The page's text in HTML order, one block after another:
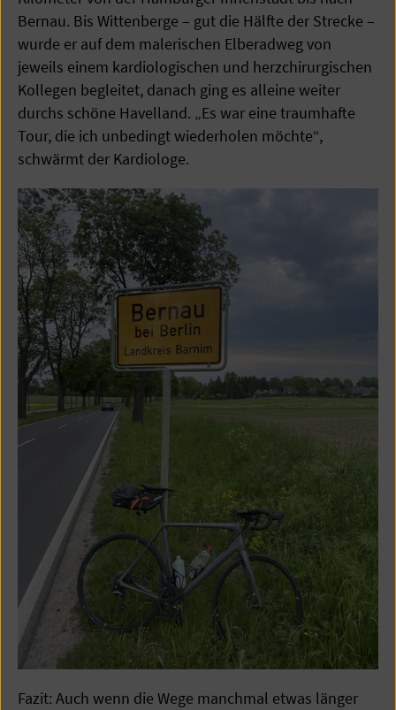
Bernau. Bis Wittenberge – gut die Hälfte der Strecke –
wurde er auf dem malerischen Elberadweg von
jeweils einem kardiologischen und herzchirurgischen
Kollegen begleitet, danach ging es alleine weiter
durchs schöne Havelland. „Es war eine traumhafte
Tour, die ich unbedingt wiederholen möchte“,
schwärmt der Kardiologe.
Fazit: Auch wenn die Wege manchmal etwas länger